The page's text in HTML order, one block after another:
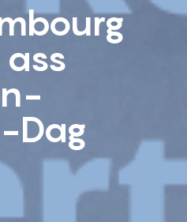
Dag